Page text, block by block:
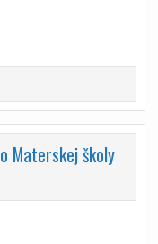
Materskej školy